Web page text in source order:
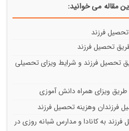
مقاله می خوانید:
تحصیل فرزند
تحصیل فرزند
تحصیل فرزند و شرایط ویزای تحصیلی
طریق ویزای همراه دانش آموزی
فرزندان وهزینه تحصیل فرزند
به کانادا و مدارس شبانه روزی در